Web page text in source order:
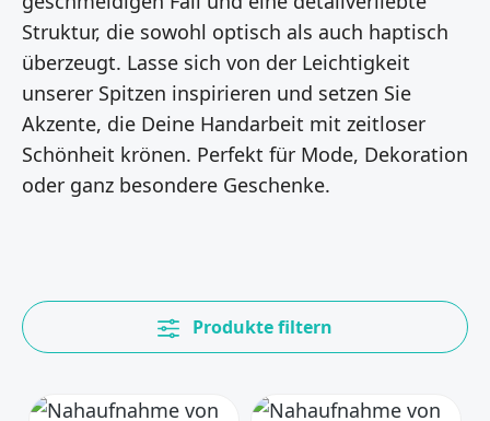
Struktur, die sowohl optisch als auch haptisch
überzeugt. Lasse sich von der Leichtigkeit
unserer Spitzen inspirieren und setzen Sie
Akzente, die Deine Handarbeit mit zeitloser
Schönheit krönen. Perfekt für Mode, Dekoration
oder ganz besondere Geschenke.
Produkte filtern